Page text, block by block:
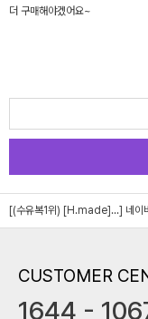
더 구매해야겠어요~
[(수유복1위) [H.made]...] 네이
CUSTOMER
1644 -